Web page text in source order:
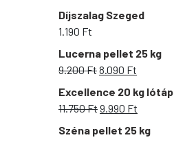
Díjszalag Szeged
1.190 Ft
Lucerna pellet 25 kg
9.200FtOriginal
price
was:
9.200 Ft.
8.090 Ft
price
is:
8.090 Ft.
Excellence 20 kg lótáp
11.750FtOriginal
price
9.990 Ft
price
Széna pellet 25 kg